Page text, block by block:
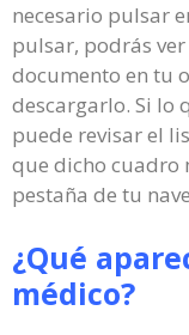
necesario pulsar
pulsar, podrás
documento en tu
descargarlo. Si lo
puede revisar el
que dicho cuadro
pestaña de tu
¿Qué
médico?